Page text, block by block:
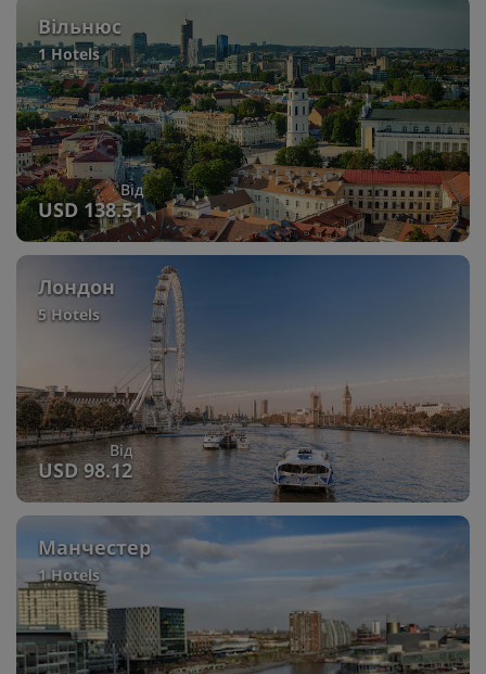
Вільнюс
1 Hotels
Від
USD 138.51
Лондон
5 Hotels
Від
USD 98.12
Манчестер
1 Hotels